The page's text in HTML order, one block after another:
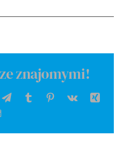
znajomymi!
TelegramTumblr Pinterest
Vk
Xing
Email